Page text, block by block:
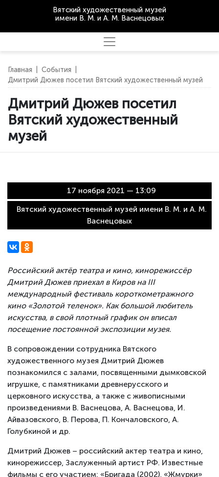
Вятский художественный музей
имени В. М. и А. М. Васнецовых
Главная События
Дмитрий Дюжев посетил Вятский художественный музей
Дмитрий Дюжев посетил
Вятский художественный
музей
17 ноября 2021 — 13:09
Вятский художественный музей имени В. М. и А. М.
Васнецовых
Российский актёр театра и кино, кинорежиссёр
Дмитрий Дюжев приехал в Киров на III
международный фестиваль короткометражного
кино «Золотой теленок». Как большой любитель
искусства, в свой плотный график он вписал
посещение постоянной экспозиции музея.
В сопровождении сотрудника Вятского
художественного музея Дмитрий Дюжев
познакомился с залами, посвященными дымковской
игрушке, с памятниками древнерусского и
церковного искусства, а также с живописными
произведениями В. Васнецова, А. Васнецова, И.
Айвазовского, В. Перова, П. Кончаловского, А.
Голубкиной и др.
Дмитрий Дюжев – российский актер театра и кино,
кинорежиссер, Заслуженный артист РФ. Известные
фильмы с его участием: «Бригада (2002), «Жмурки»